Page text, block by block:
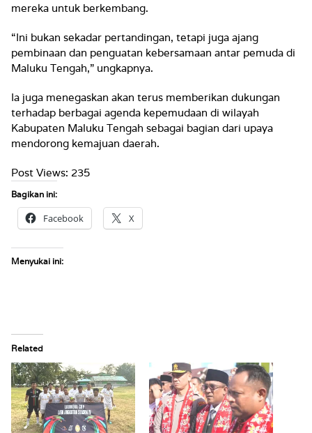
mereka untuk berkembang.
“Ini bukan sekadar pertandingan, tetapi juga ajang
pembinaan dan penguatan kebersamaan antar pemuda di
Maluku Tengah,” ungkapnya.
Ia juga menegaskan akan terus memberikan dukungan
terhadap berbagai agenda kepemudaan di wilayah
Kabupaten Maluku Tengah sebagai bagian dari upaya
mendorong kemajuan daerah.
Post Views: 235
Bagikan ini:
Facebook X
Menyukai ini:
Related